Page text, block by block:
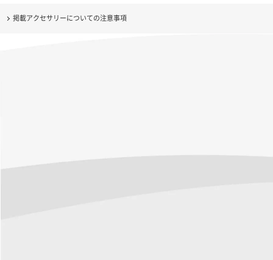
掲載アクセサリーについての注意事項